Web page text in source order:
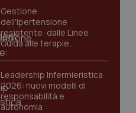
Gestione
dell'Ipertensione
resistente: dalle Linee
Guida alle terapie
innovative
Leadership Infermieristica
2026: nuovi modelli di
responsabilità e
autonomia